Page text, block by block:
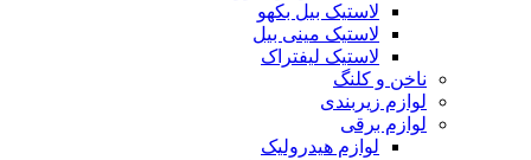
لاستیک بیل بکهو
لاستیک مینی بیل
لاستیک لیفتراک
ناخن و کلنگ
لوازم زیربندی
لوازم برقی
لوازم هیدرولیک